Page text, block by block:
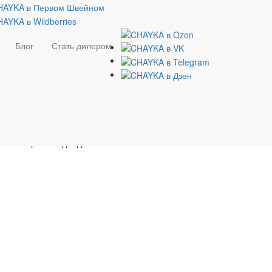
Блог Стать дилером
изделий. При ее
что придает
верхней одежды.